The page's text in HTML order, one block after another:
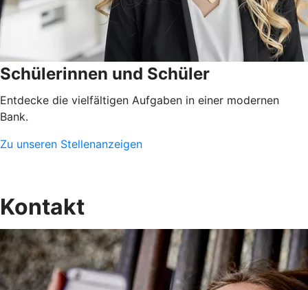
Schülerinnen und Schüler
Entdecke die vielfältigen Aufgaben in einer modernen
Bank.
Zu unseren Stellenanzeigen
Kontakt